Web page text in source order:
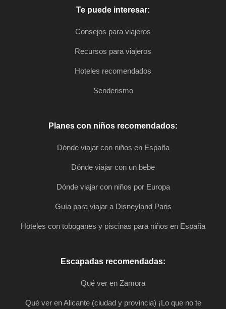
Te puede interesar:
Consejos para viajeros
Recursos para viajeros
Hoteles recomendados
Senderismo
Planes con niños recomendados:
Dónde viajar con niños en España
Dónde viajar con un bebe
Dónde viajar con niños por Europa
Guía para viajar a Disneyland Paris
Hoteles con toboganes y piscinas para niños en España
Escapadas recomendadas:
Qué ver en Zamora
Qué ver en Alicante (ciudad y provincia) ¡Lo que no te